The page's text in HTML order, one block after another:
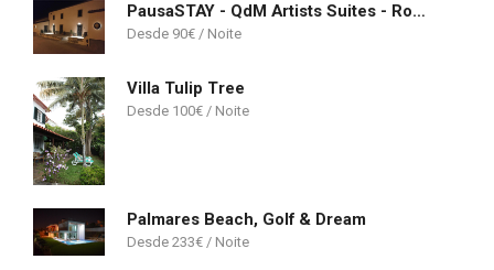
PausaSTAY - QdM Artists Suites - Rooms
90€
Villa Tulip Tree
100€
Palmares Beach, Golf & Dream
233€